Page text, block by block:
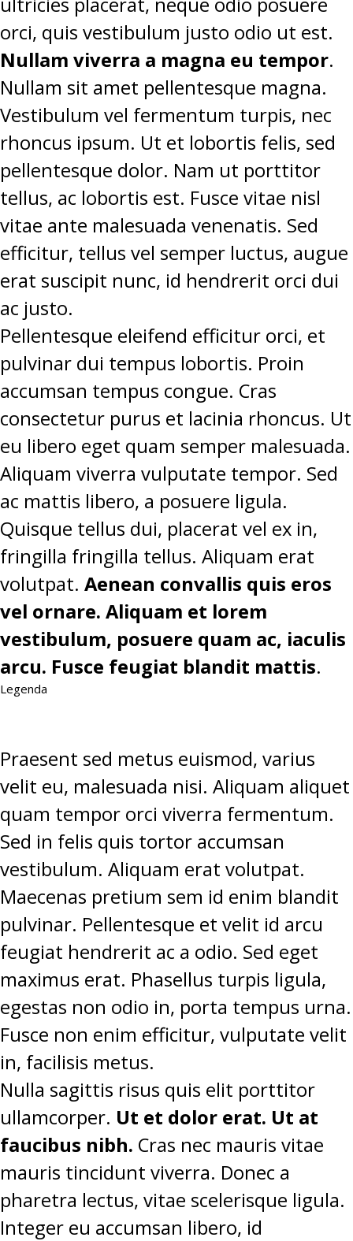
orci, quis vestibulum justo odio ut est.
Nullam viverra a magna eu tempor.
Nullam sit amet pellentesque magna.
Vestibulum vel fermentum turpis, nec
rhoncus ipsum. Ut et lobortis felis, sed
pellentesque dolor. Nam ut porttitor
tellus, ac lobortis est. Fusce vitae nisl
vitae ante malesuada venenatis. Sed
efficitur, tellus vel semper luctus, augue
erat suscipit nunc, id hendrerit orci dui
ac justo.
Pellentesque eleifend efficitur orci, et
pulvinar dui tempus lobortis. Proin
accumsan tempus congue. Cras
consectetur purus et lacinia rhoncus. Ut
eu libero eget quam semper malesuada.
Aliquam viverra vulputate tempor. Sed
ac mattis libero, a posuere ligula.
Quisque tellus dui, placerat vel ex in,
fringilla fringilla tellus. Aliquam erat
volutpat. Aenean convallis quis eros
vel ornare. Aliquam et lorem
vestibulum, posuere quam ac, iaculis
arcu. Fusce feugiat blandit mattis.
Legenda
Praesent sed metus euismod, varius
velit eu, malesuada nisi. Aliquam aliquet
quam tempor orci viverra fermentum.
Sed in felis quis tortor accumsan
vestibulum. Aliquam erat volutpat.
Maecenas pretium sem id enim blandit
pulvinar. Pellentesque et velit id arcu
feugiat hendrerit ac a odio. Sed eget
maximus erat. Phasellus turpis ligula,
egestas non odio in, porta tempus urna.
Fusce non enim efficitur, vulputate velit
in, facilisis metus.
Nulla sagittis risus quis elit porttitor
ullamcorper. Ut et dolor erat. Ut at
faucibus nibh. Cras nec mauris vitae
mauris tincidunt viverra. Donec a
pharetra lectus, vitae scelerisque ligula.
Integer eu accumsan libero, id